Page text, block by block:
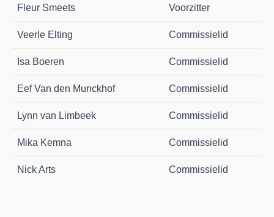
Fleur Smeets Voorzitter
Veerle Elting Commissielid
Isa Boeren Commissielid
Eef Van den Munckhof Commissielid
Lynn van Limbeek Commissielid
Mika Kemna Commissielid
Nick Arts Commissielid